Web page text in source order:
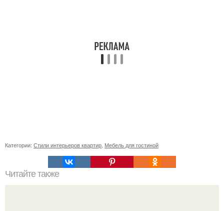
Категории: Стили интерьеров квартир Мебель для гостиной
Читайте также